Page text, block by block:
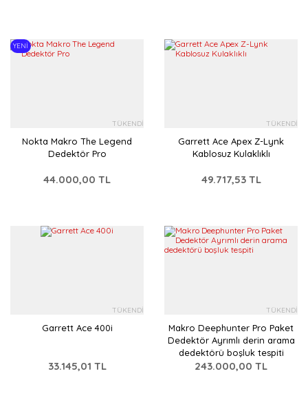
YENİ
TÜKENDİ
Nokta Makro The Legend
Dedektör Pro
44.000,00 TL
TÜKENDİ
Garrett Ace Apex Z-Lynk
Kablosuz Kulaklıklı
49.717,53 TL
TÜKENDİ
Garrett Ace 400i
33.145,01 TL
TÜKENDİ
Makro Deephunter Pro Paket
Dedektör Ayrımlı derin arama
dedektörü boşluk tespiti
243.000,00 TL